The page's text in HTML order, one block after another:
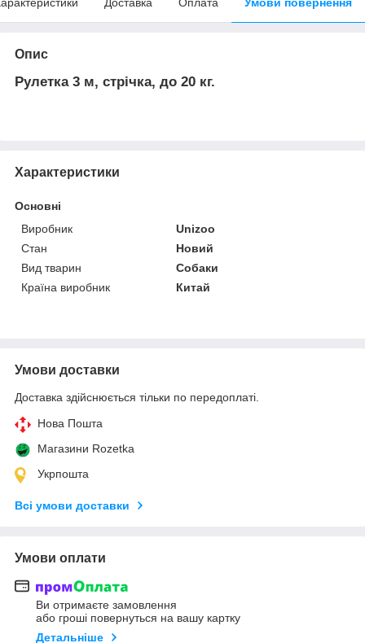
Опис
Рулетка 3 м, стрічка, до 20 кг.
Характеристики
Основні
Виробник
Unizoo
Стан
Новий
Вид тварин
Собаки
Країна виробник
Китай
Умови доставки
Доставка здійснюється тільки по передоплаті.
Нова Пошта
Магазини Rozetka
Укрпошта
Всі умови доставки
Умови оплати
Ви отримаєте замовлення
або гроші повернуться на вашу картку
Детальніше